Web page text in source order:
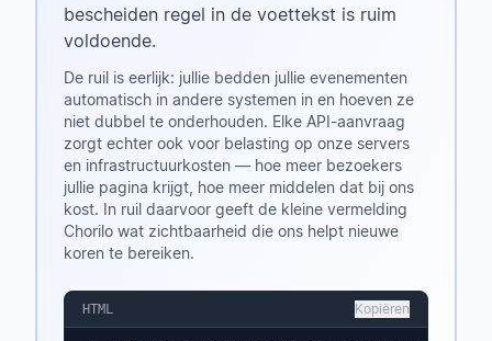
bescheiden regel in de voettekst is ruim
voldoende.
De ruil is eerlijk: jullie bedden jullie evenementen
automatisch in andere systemen in en hoeven ze
niet dubbel te onderhouden. Elke API-aanvraag
zorgt echter ook voor belasting op onze servers
en infrastructuurkosten — hoe meer bezoekers
jullie pagina krijgt, hoe meer middelen dat bij ons
kost. In ruil daarvoor geeft de kleine vermelding
Chorilo wat zichtbaarheid die ons helpt nieuwe
koren te bereiken.
HTML Kopiëren